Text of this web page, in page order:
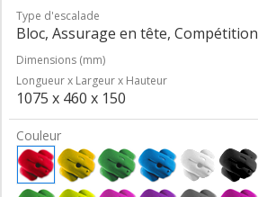
Type d'escalade
Bloc, Assurage en tête, Compétition
Dimensions (mm)
Longueur x Largeur x Hauteur
1075 x 460 x 150
Couleur